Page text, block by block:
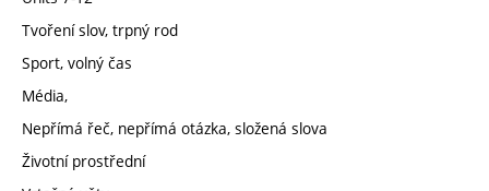
Tvoření slov, trpný rod
Sport, volný čas
Média,
Nepřímá řeč, nepřímá otázka, složená slova
Životní prostřední